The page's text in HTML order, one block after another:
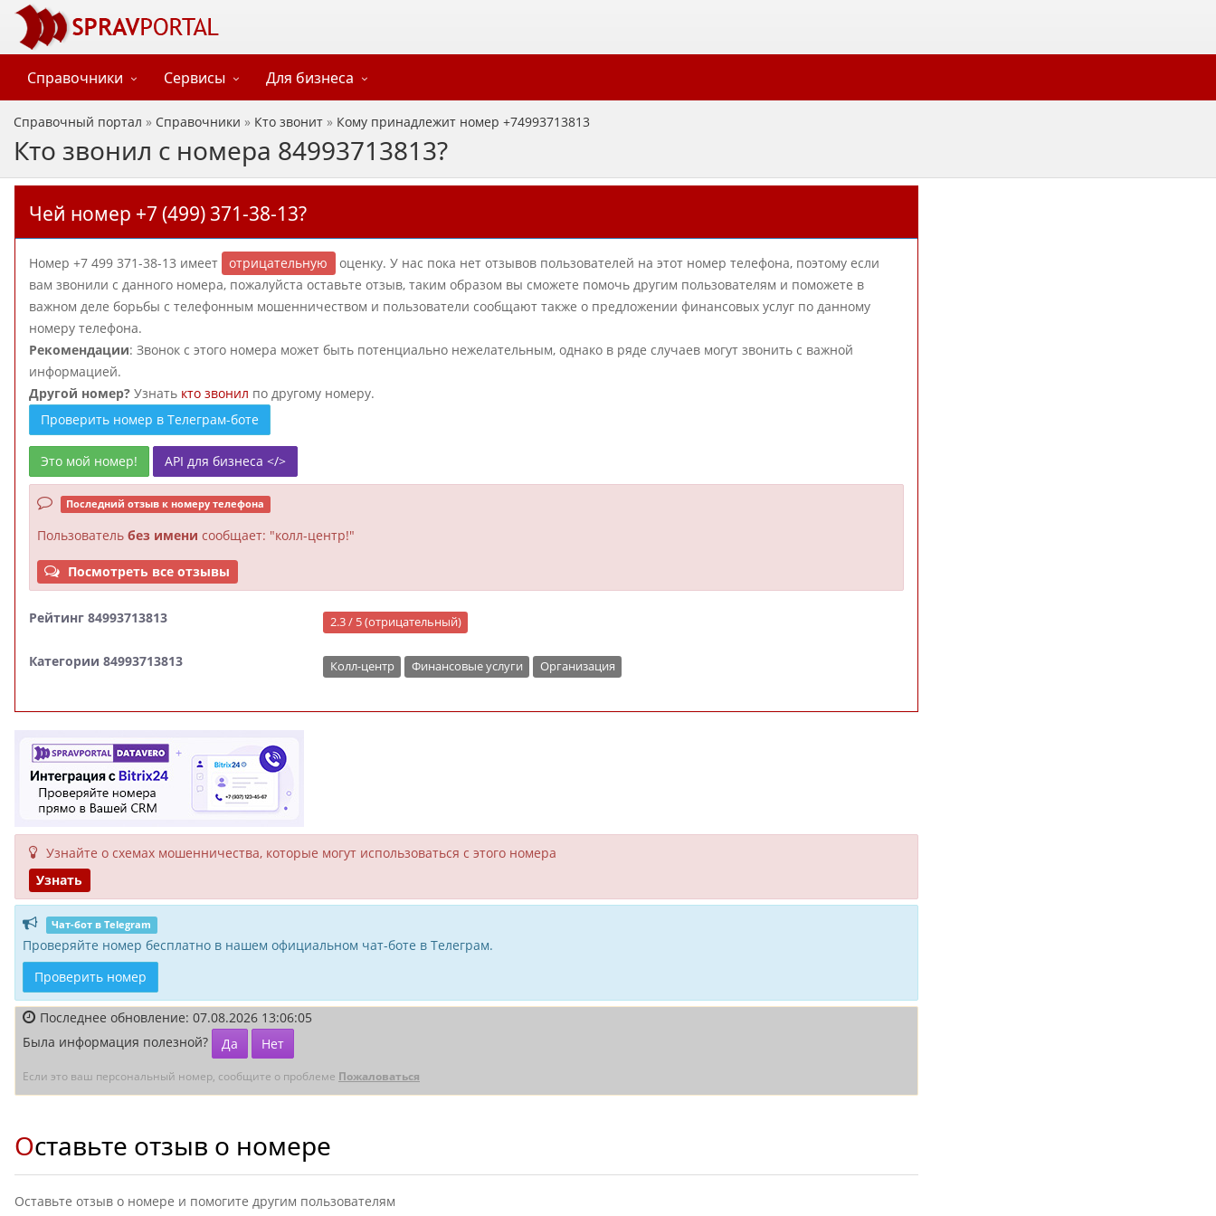
Справочники Сервисы Для бизнеса
Справочный портал » Справочники » Кто звонит » Кому принадлежит номер +74993713813
Кто звонил с номера 84993713813?
Чей номер +7 (499) 371-38-13?
Номер +7 499 371-38-13 имеет отрицательную
оценку. У нас пока нет отзывов пользователей на этот номер телефона, поэтому если
вам звонили с данного номера, пожалуйста оставьте отзыв, таким образом вы сможете помочь другим пользователям и поможете в
важном деле борьбы с телефонным мошенничеством и пользователи сообщают также о предложении финансовых услуг по данному
номеру телефона.
Рекомендации: Звонок с этого номера может быть потенциально нежелательным, однако в ряде случаев могут звонить с важной
информацией.
Другой номер? Узнать кто звонил по другому номеру.
Проверить номер в Телеграм-боте
Это мой номер! API для бизнеса </>
Последний отзыв к номеру телефона
Пользователь без имени сообщает: "колл-центр!"
Посмотреть все отзывы
Рейтинг 84993713813 2.3 / 5 (отрицательный)
Категории 84993713813 Колл-центр Финансовые услуги Организация
Узнайте о схемах мошенни­чества, кото­рые могут исполь­зоваться с этого номера
Узнать
Чат-бот в Telegram
Проверяйте номер бесплатно в нашем официальном чат-боте в Телеграм.
Проверить номер
Последнее обновление: 07.08.2026 13:06:05
Была информация полезной?
Да Нет
Если это ваш персональный номер, сообщите о проблеме Пожаловаться
Оставьте отзыв о номере
Оставьте отзыв о номере и помогите другим пользователям